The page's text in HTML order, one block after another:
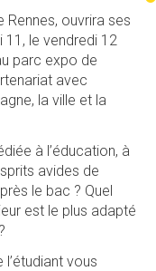
Rennes, ouvrira ses
11, le vendredi 12
parc expo de
avec
la ville et la
à l’éducation, à
avides de
le bac ? Quel
est le plus adapté
vous